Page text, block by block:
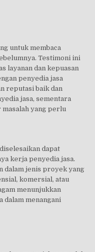
untuk membaca
Testimoni ini
layanan dan kepuasan
penyedia jasa
reputasi baik dan
jasa, sementara
yang perlu
dapat
kerja penyedia jasa.
dalam jenis proyek yang
komersial, atau
menunjukkan
dalam menangani